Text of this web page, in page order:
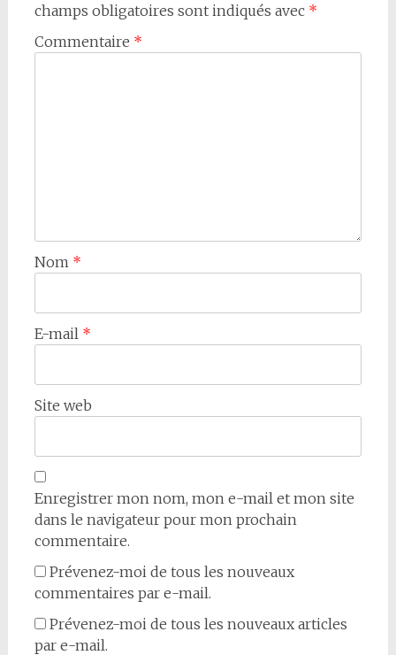
champs obligatoires sont indiqués avec *
Commentaire *
Nom *
E-mail *
Site web
Enregistrer mon nom, mon e-mail et mon site
dans le navigateur pour mon prochain
commentaire.
Prévenez-moi de tous les nouveaux
commentaires par e-mail.
Prévenez-moi de tous les nouveaux articles
par e-mail.